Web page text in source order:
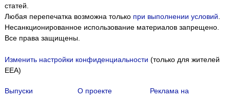
статей.
Любая перепечатка возможна только при выполнении условий.
Несанкционированное использование материалов запрещено.
Все права защищены.
Изменить настройки конфиденциальности (только для жителей
EEA)
Выпуски О проекте
Реклама на